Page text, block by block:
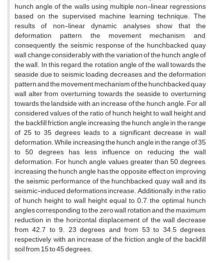
hunch angle of the walls using multiple non-linear regressions
based on the supervised machine learning technique. The
results of non-linear dynamic analyses show that the
deformation pattern, the movement mechanism, and,
consequently, the seismic response of the hunchbacked quay
wall change considerably with the variation of the hunch angle of
the wall. In this regard, the rotation angle of the wall towards the
seaside due to seismic loading decreases, and the deformation
pattern and the movement mechanism of the hunchbacked quay
wall alter from overturning towards the seaside to overturning
towards the landside with an increase of the hunch angle. For all
considered values of the ratio of hunch height to wall height and
the backfill friction angle, increasing the hunch angle in the range
of 25 to 35 degrees leads to a significant decrease in wall
deformation. While increasing the hunch angle in the range of 35
to 50 degrees has less influence on reducing the wall
deformation. For hunch angle values greater than 50 degrees,
increasing the hunch angle has the opposite effect on improving
the seismic performance of the hunchbacked quay wall and its
seismic-induced deformations increase. Additionally, in the ratio
of hunch height to wall height equal to 0.7, the optimal hunch
angles corresponding to the zero wall rotation and the maximum
reduction in the horizontal displacement of the wall decrease
from 42.7 to 9. 23 degrees and from 53 to 34.5 degrees,
respectively, with an increase of the friction angle of the backfill
soil from 15 to 45 degrees.